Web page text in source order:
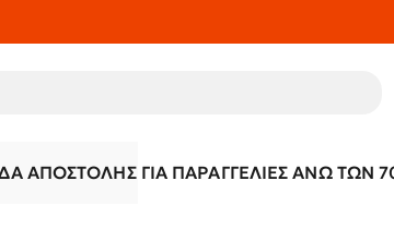
ΑΠΟΣΤΟΛΉΣ ΓΙΑ ΠΑΡΑΓΓΕΛΊΕΣ ΆΝΩ ΤΩΝ